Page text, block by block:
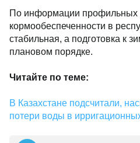
По информации профильных
кормообеспеченности в
стабильная, а подготовка к
плановом порядке.
Читайте по теме:
В Казахстане подсчитали,
потери воды в